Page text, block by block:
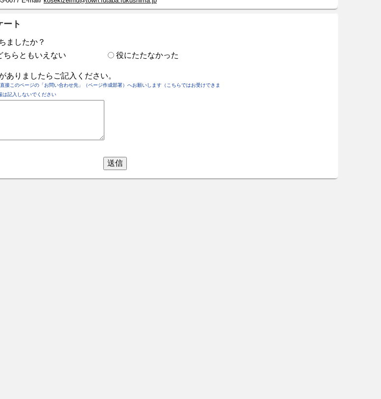
ート
ましたか？
ちらともいえない 役にたたなかった
ありましたらご記入ください。
接このページの「お問い合わせ先」（ページ作成部署）へお願いします（こちらではお受けできま
は記入しないでください